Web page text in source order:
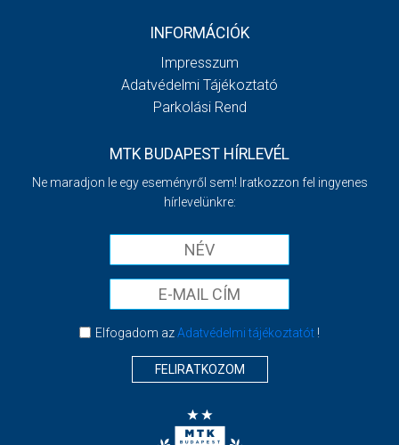
INFORMÁCIÓK
Impresszum
Adatvédelmi Tájékoztató
Parkolási Rend
MTK BUDAPEST HÍRLEVÉL
Ne maradjon le egy eseményről sem! Iratkozzon fel ingyenes
hírlevelünkre:
Elfogadom azAdatvédelmi tájékoztatót!
FELIRATKOZOM